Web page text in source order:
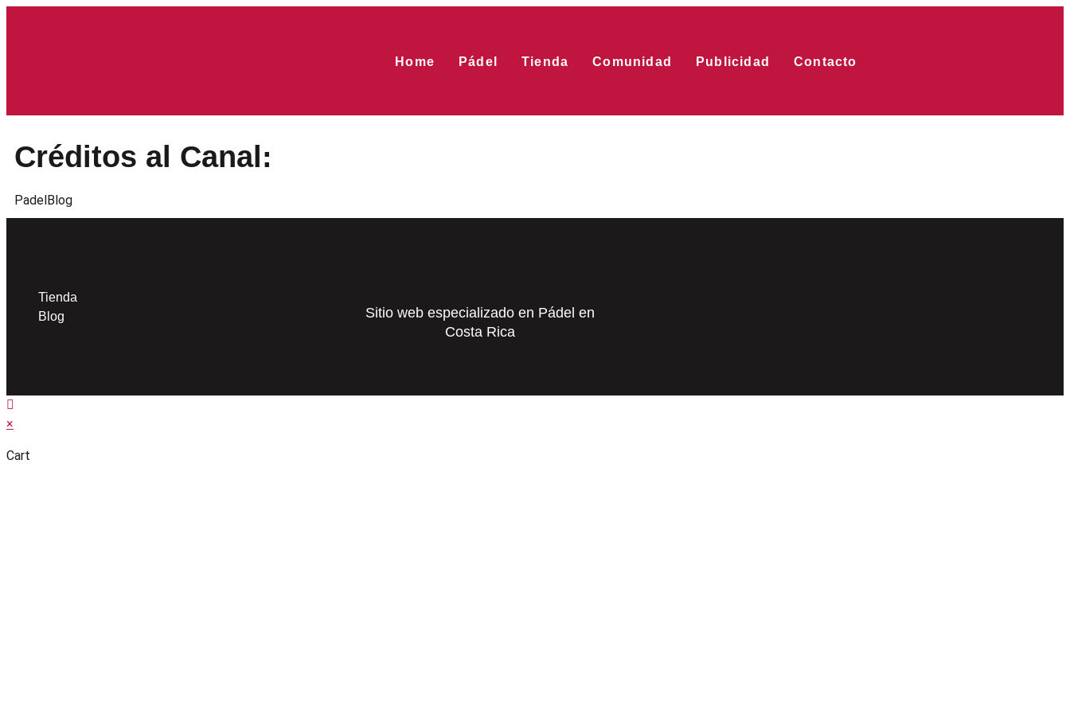
Home Pádel Tienda Comunidad Publicidad Contacto
Créditos al Canal:
PadelBlog
Tienda
Blog
Sitio web especializado en Pádel en
Costa Rica
×
Cart